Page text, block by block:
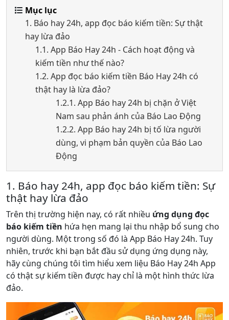
Mục lục
1. Báo hay 24h, app đọc báo kiếm tiền: Sự thật
hay lừa đảo
1.1. App Báo Hay 24h - Cách hoạt động và
kiếm tiền như thế nào?
1.2. App đọc báo kiếm tiền Báo Hay 24h có
thật hay là lừa đảo?
1.2.1. App Báo hay 24h bị chặn ở Việt
Nam sau phản ánh của Báo Lao Động
1.2.2. App Báo hay 24h bị tố lừa người
dùng, vi phạm bản quyền của Báo Lao
Động
1. Báo hay 24h, app đọc báo kiếm tiền: Sự
thật hay lừa đảo
Trên thị trường hiện nay, có rất nhiều ứng dụng đọc
báo kiếm tiền hứa hẹn mang lại thu nhập bổ sung cho
người dùng. Một trong số đó là App Báo Hay 24h. Tuy
nhiên, trước khi bạn bắt đầu sử dụng ứng dụng này,
hãy cùng chúng tôi tìm hiểu xem liệu Báo Hay 24h App
có thật sự kiếm tiền được hay chỉ là một hình thức lừa
đảo.